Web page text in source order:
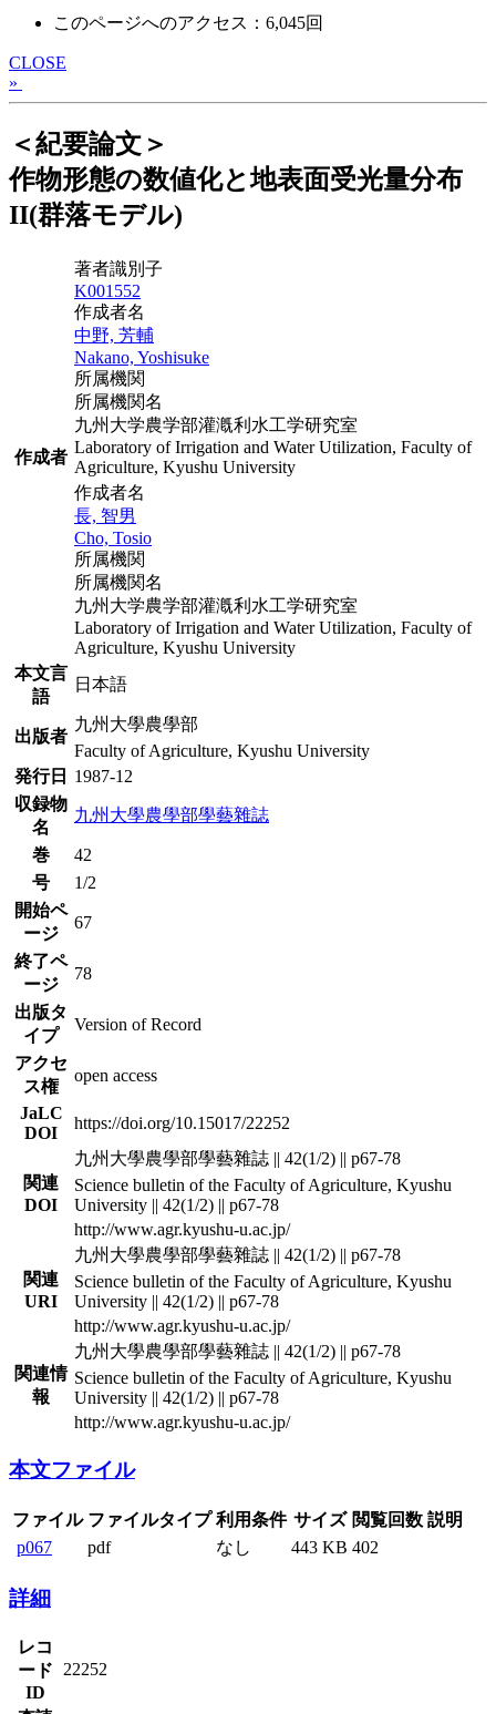
このページへのアクセス：6,045回
CLOSE
»
＜紀要論文＞
作物形態の数値化と地表面受光量分布
II(群落モデル)
作成者
著者識別子
K001552
作成者名
中野, 芳輔
Nakano, Yoshisuke
所属機関
所属機関名
九州大学農学部灌漑利水工学研究室
Laboratory of Irrigation and Water Utilization, Faculty of
Agriculture, Kyushu University
作成者名
長, 智男
Cho, Tosio
所属機関
所属機関名
九州大学農学部灌漑利水工学研究室
Laboratory of Irrigation and Water Utilization, Faculty of
Agriculture, Kyushu University
本文言
語
日本語
出版者
九州大學農學部
Faculty of Agriculture, Kyushu University
発行日
1987-12
収録物
名
九州大學農學部學藝雜誌
巻
42
号
1/2
開始ペ
ージ
67
終了ペ
ージ
78
出版タ
イプ
Version of Record
アクセ
ス権
open access
JaLC
DOI
https://doi.org/10.15017/22252
関連
DOI
九州大學農學部學藝雜誌 || 42(1/2) || p67-78
Science bulletin of the Faculty of Agriculture, Kyushu
University || 42(1/2) || p67-78
http://www.agr.kyushu-u.ac.jp/
関連
URI
九州大學農學部學藝雜誌 || 42(1/2) || p67-78
Science bulletin of the Faculty of Agriculture, Kyushu
University || 42(1/2) || p67-78
http://www.agr.kyushu-u.ac.jp/
関連情
報
九州大學農學部學藝雜誌 || 42(1/2) || p67-78
Science bulletin of the Faculty of Agriculture, Kyushu
University || 42(1/2) || p67-78
http://www.agr.kyushu-u.ac.jp/
本文ファイル
ファイル ファイルタイプ 利用条件 サイズ 閲覧回数 説明
p067
pdf なし 443 KB 402
詳細
レコ
ード
ID
22252